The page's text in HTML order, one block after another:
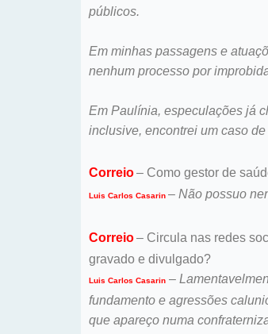
públicos.
Em minhas passagens e
nenhum processo por
Em Paulínia, especulações já
inclusive, encontrei um caso
Correio– Como gestor de
Luis Carlos Casarin – Não possuo
Correio– Circula nas redes
gravado e divulgado?
Luis Carlos Casarin –
fundamento e agressões
que apareço numa